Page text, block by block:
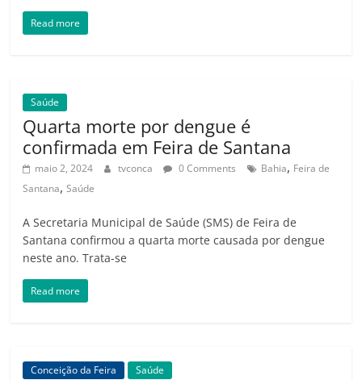
Read more
Saúde
Quarta morte por dengue é
confirmada em Feira de Santana
maio 2, 2024 tvconca 0 Comments Bahia, Feira de
Santana,Saúde
A Secretaria Municipal de Saúde (SMS) de Feira de
Santana confirmou a quarta morte causada por dengue
neste ano. Trata-se
Read more
Conceição da Feira Saúde